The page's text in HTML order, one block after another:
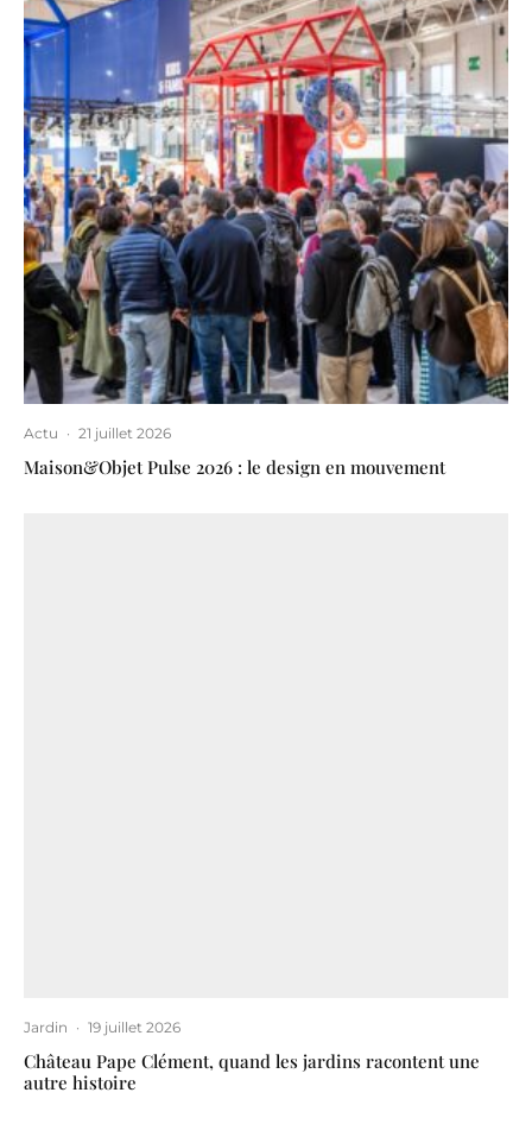
Actu · 21 juillet 2026
Maison&Objet Pulse 2026 : le design en mouvement
Jardin · 19 juillet 2026
Château Pape Clément, quand les jardins racontent une
autre histoire